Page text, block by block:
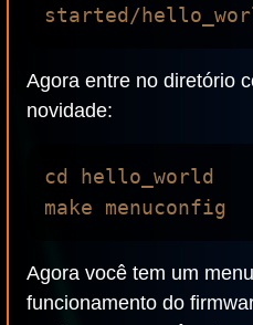
Agora entre no diretório
novidade:
cd hello_world
Agora você tem um
funcionamento do